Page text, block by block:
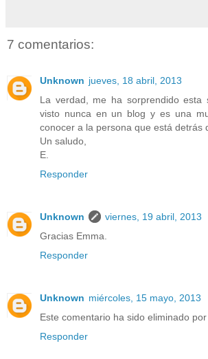
7 comentarios:
Unknown jueves, 18 abril, 2013
La verdad, me ha sorprendido esta
visto nunca en un blog y es una
conocer a la persona que está detrás
Un saludo,
E.
Responder
Unknown
viernes, 19 abril, 2013
Gracias Emma.
Responder
Unknown miércoles, 15 mayo, 2013
Este comentario ha sido eliminado por
Responder